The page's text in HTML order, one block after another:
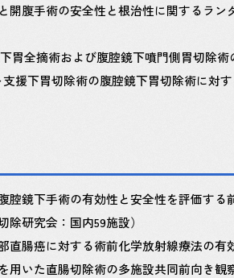
開腹手術の安全性と根治性に関するラ
胃全摘術および腹腔鏡下噴門側胃切除
援下胃切除術の腹腔鏡下胃切除術に対
腔鏡下手術の有効性と安全性を評価する
研究会：国内59施設）
直腸癌に対する術前化学放射線療法の有
用いた直腸切除術の多施設共同前向き観